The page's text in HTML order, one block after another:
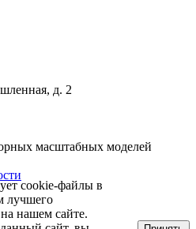
д. 2
масштабных моделей
cookie-файлы в
лучшего
нашем сайте.